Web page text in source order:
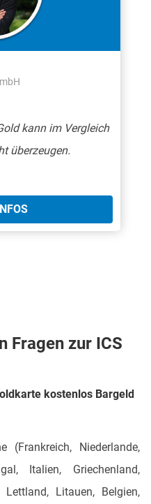
kann im Vergleich
überzeugen.
Fragen zur ICS
kostenlos Bargeld
Niederlande,
Italien, Griechenland,
Lettland, Litauen, Belgien,